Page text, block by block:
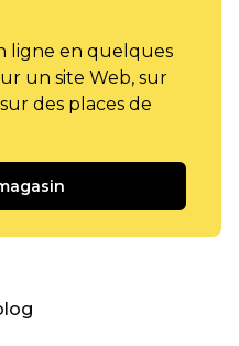
ligne en quelques
un site Web, sur
des places de